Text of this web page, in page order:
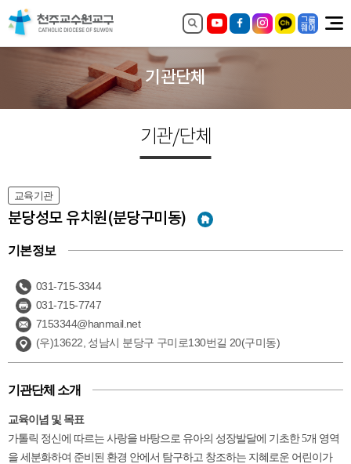
기관단체
기관/단체
교육기관
분당성모 유치원(분당구미동)
기본정보
031-715-3344
031-715-7747
7153344@hanmail.net
(우)13622, 성남시 분당구 구미로130번길 20(구미동)
기관단체 소개
교육이념 및 목표
가톨릭 정신에 따르는 사랑을 바탕으로 유아의 성장발달에 기초한 5개 영역
을 세분화하여 준비된 환경 안에서 탐구하고 창조하는 지혜로운 어린이가